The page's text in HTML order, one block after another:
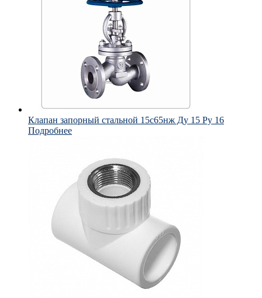
Клапан запорный стальной 15с65нж Ду 15 Ру 16
Подробнее